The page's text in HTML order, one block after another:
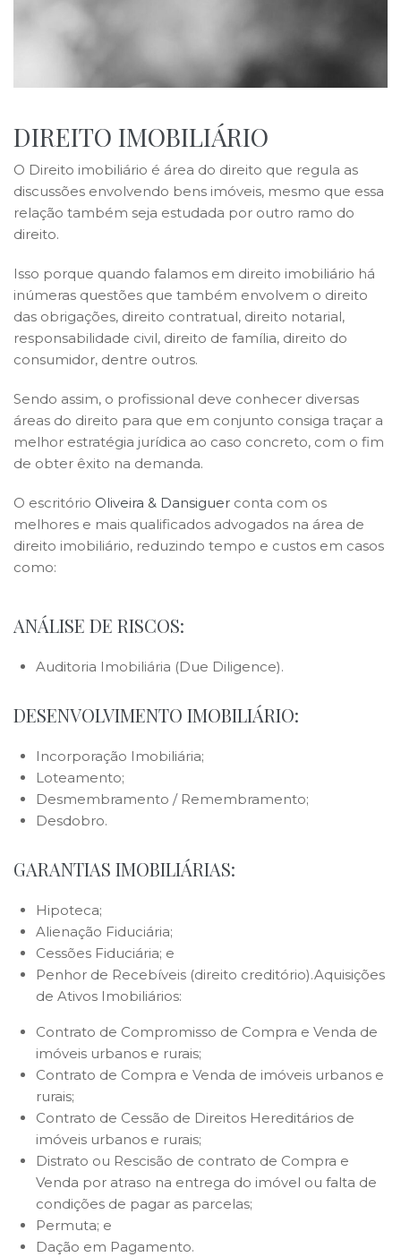
DIREITO IMOBILIÁRIO
O Direito imobiliário é área do direito que regula as
discussões envolvendo bens imóveis, mesmo que essa
relação também seja estudada por outro ramo do
direito.
Isso porque quando falamos em direito imobiliário há
inúmeras questões que também envolvem o direito
das obrigações, direito contratual, direito notarial,
responsabilidade civil, direito de família, direito do
consumidor, dentre outros.
Sendo assim, o profissional deve conhecer diversas
áreas do direito para que em conjunto consiga traçar a
melhor estratégia jurídica ao caso concreto, com o fim
de obter êxito na demanda.
O escritório Oliveira & Dansiguer conta com os
melhores e mais qualificados advogados na área de
direito imobiliário, reduzindo tempo e custos em casos
como:
ANÁLISE DE RISCOS:
Auditoria Imobiliária (Due Diligence).
DESENVOLVIMENTO IMOBILIÁRIO:
Incorporação Imobiliária;
Loteamento;
Desmembramento / Remembramento;
Desdobro.
GARANTIAS IMOBILIÁRIAS:
Hipoteca;
Alienação Fiduciária;
Cessões Fiduciária; e
Penhor de Recebíveis (direito creditório).Aquisições
de Ativos Imobiliários:
Contrato de Compromisso de Compra e Venda de
imóveis urbanos e rurais;
Contrato de Compra e Venda de imóveis urbanos e
rurais;
Contrato de Cessão de Direitos Hereditários de
imóveis urbanos e rurais;
Distrato ou Rescisão de contrato de Compra e
Venda por atraso na entrega do imóvel ou falta de
condições de pagar as parcelas;
Permuta; e
Dação em Pagamento.